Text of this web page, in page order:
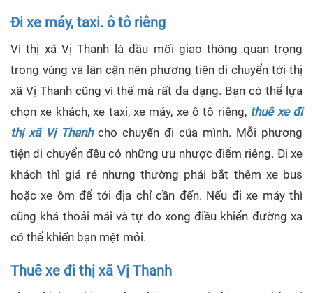
Đi xe máy, taxi. ô tô riêng
Vì thị xã Vị Thanh là đầu mối giao thông quan trọng
trong vùng và lân cận nên phương tiện di chuyển tới thị
xã Vị Thanh cũng vì thế mà rất đa dạng. Bạn có thể lựa
chọn xe khách, xe taxi, xe máy, xe ô tô riêng, thuê xe đi
thị xã Vị Thanhcho chuyến đi của mình. Mỗi phương
tiện di chuyển đều có những ưu nhược điểm riêng. Đi xe
khách thì giá rẻ nhưng thường phải bắt thêm xe bus
hoặc xe ôm để tới địa chỉ cần đến. Nếu đi xe máy thì
cũng khá thoải mái và tự do xong điều khiển đường xa
có thể khiến bạn mệt mỏi.
Thuê xe đi thị xã Vị Thanh